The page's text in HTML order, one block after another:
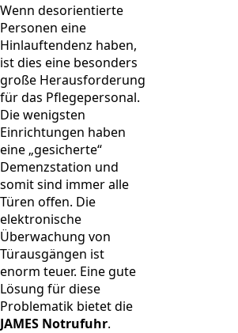
Wenn desorientierte
Personen eine
Hinlauftendenz haben,
ist dies eine besonders
große Herausforderung
für das Pflegepersonal.
Die wenigsten
Einrichtungen haben
eine „gesicherte“
Demenzstation und
somit sind immer alle
Türen offen. Die
elektronische
Überwachung von
Türausgängen ist
enorm teuer. Eine gute
Lösung für diese
Problematik bietet die
JAMES Notrufuhr.